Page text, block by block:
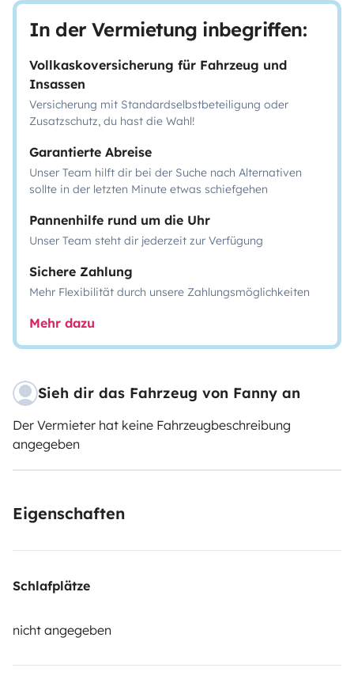
In der Vermietung inbegriffen:
Vollkaskoversicherung für Fahrzeug und
Insassen
Versicherung mit Standardselbstbeteiligung oder
Zusatzschutz, du hast die Wahl!
Garantierte Abreise
Unser Team hilft dir bei der Suche nach Alternativen
sollte in der letzten Minute etwas schiefgehen
Pannenhilfe rund um die Uhr
Unser Team steht dir jederzeit zur Verfügung
Sichere Zahlung
Mehr Flexibilität durch unsere Zahlungsmöglichkeiten
Mehr dazu
Sieh dir das Fahrzeug von Fanny an
Der Vermieter hat keine Fahrzeugbeschreibung
angegeben
Eigenschaften
Schlafplätze
nicht angegeben